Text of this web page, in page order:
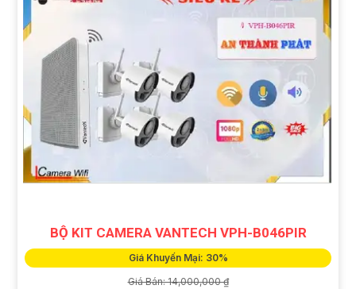
BỘ KIT CAMERA VANTECH VPH-B046PIR
Giá Khuyến Mại: 30%
Giá Bán: 14,000,000 ₫